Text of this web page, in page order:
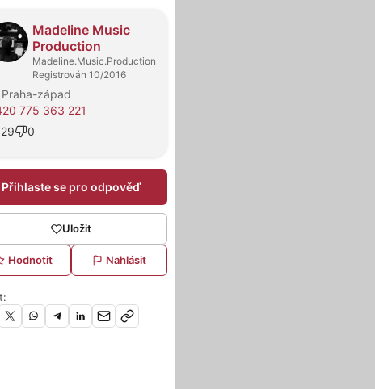
Madeline Music
Production
Madeline.Music.Production
Registrován 10/2016
Praha-západ
775 363 221
29
0
Přihlaste se pro odpověď
Uložit
Hodnotit Nahlásit